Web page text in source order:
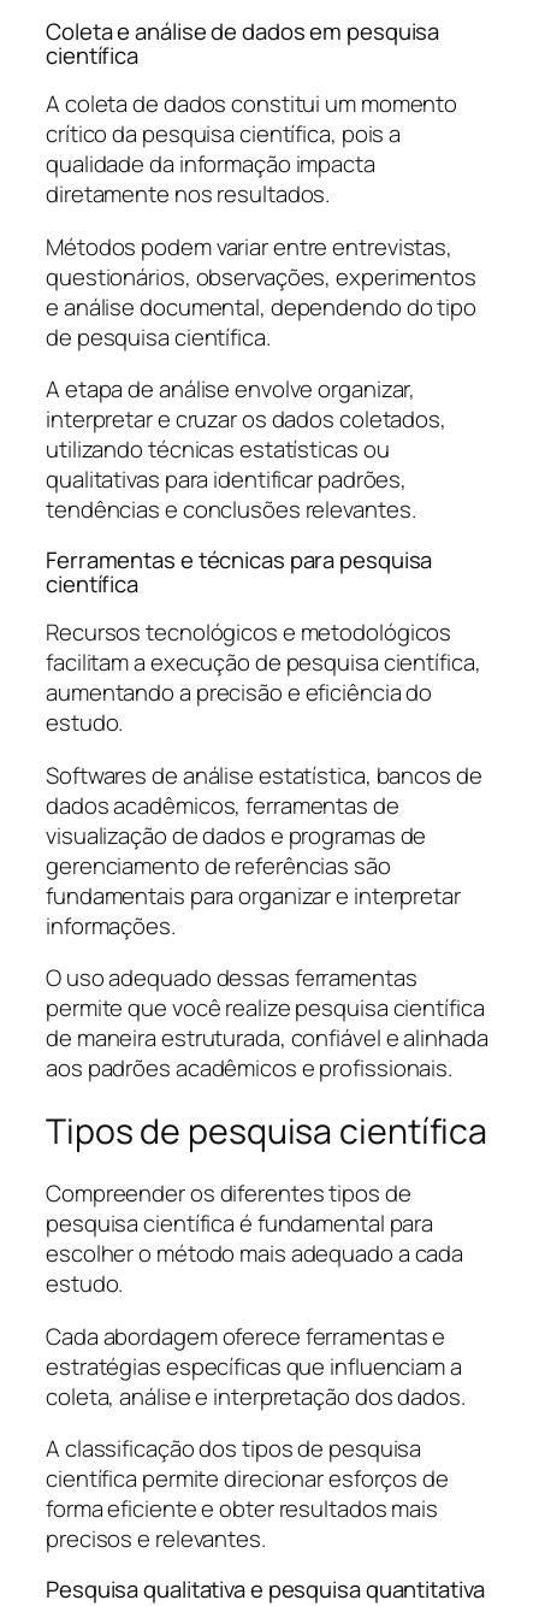
Coleta e análise de dados em pesquisa
científica
A coleta de dados constitui um momento
crítico da pesquisa científica, pois a
qualidade da informação impacta
diretamente nos resultados.
Métodos podem variar entre entrevistas,
questionários, observações, experimentos
e análise documental, dependendo do tipo
de pesquisa científica.
A etapa de análise envolve organizar,
interpretar e cruzar os dados coletados,
utilizando técnicas estatísticas ou
qualitativas para identificar padrões,
tendências e conclusões relevantes.
Ferramentas e técnicas para pesquisa
científica
Recursos tecnológicos e metodológicos
facilitam a execução de pesquisa científica,
aumentando a precisão e eficiência do
estudo.
Softwares de análise estatística, bancos de
dados acadêmicos, ferramentas de
visualização de dados e programas de
gerenciamento de referências são
fundamentais para organizar e interpretar
informações.
O uso adequado dessas ferramentas
permite que você realize pesquisa científica
de maneira estruturada, confiável e alinhada
aos padrões acadêmicos e profissionais.
Tipos de pesquisa científica
Compreender os diferentes tipos de
pesquisa científica é fundamental para
escolher o método mais adequado a cada
estudo.
Cada abordagem oferece ferramentas e
estratégias específicas que influenciam a
coleta, análise e interpretação dos dados.
A classificação dos tipos de pesquisa
científica permite direcionar esforços de
forma eficiente e obter resultados mais
precisos e relevantes.
Pesquisa qualitativa e pesquisa quantitativa